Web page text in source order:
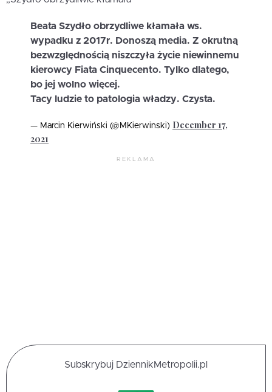
Beata Szydło obrzydliwe kłamała ws.
wypadku z 2017r. Donoszą media. Z okrutną
bezwzględnością niszczyła życie niewinnemu
kierowcy Fiata Cinquecento. Tylko dlatego,
bo jej wolno więcej.
Tacy ludzie to patologia władzy. Czysta.
— Marcin Kierwiński (@MKierwinski) December 17,
2021
REKLAMA
Subskrybuj DziennikMetropolii.pl